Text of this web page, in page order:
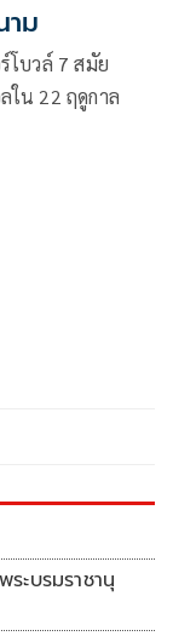
าม
โบวล์ 7 สมัย
ใน 22 ฤดูกาล
ะบรมราชานุ